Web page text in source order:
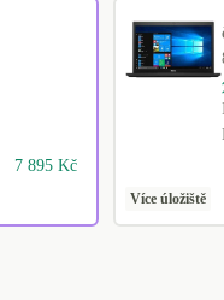
7 895 Kč
Více úložiště